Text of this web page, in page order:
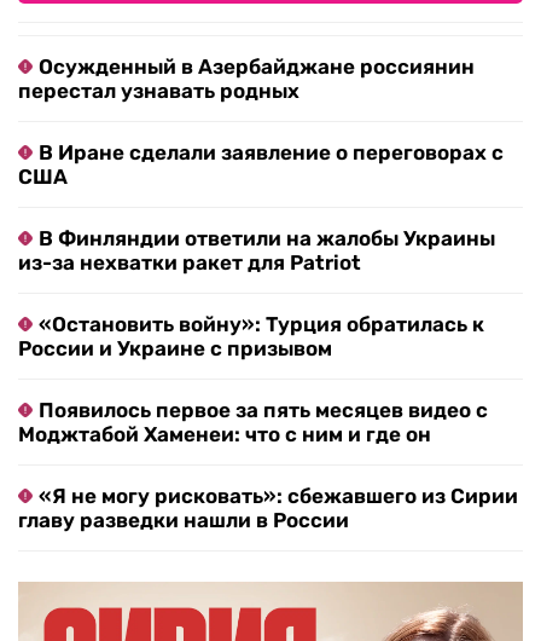
Осужденный в Азербайджане россиянин
перестал узнавать родных
В Иране сделали заявление о переговорах с
США
В Финляндии ответили на жалобы Украины
из-за нехватки ракет для Patriot
«Остановить войну»: Турция обратилась к
России и Украине с призывом
Появилось первое за пять месяцев видео с
Моджтабой Хаменеи: что с ним и где он
«Я не могу рисковать»: сбежавшего из Сирии
главу разведки нашли в России